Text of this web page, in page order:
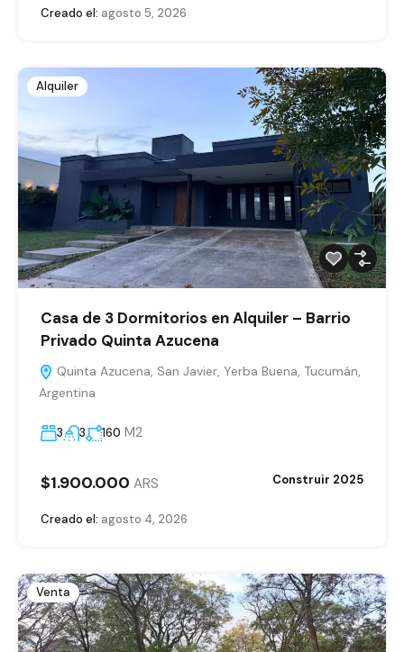
Creado el: agosto 5, 2026
Alquiler
Casa de 3 Dormitorios en Alquiler – Barrio
Privado Quinta Azucena
Quinta Azucena, San Javier, Yerba Buena, Tucumán,
Argentina
3 3 160 M2
$1.900.000 ARS Construir 2025
Creado el: agosto 4, 2026
Venta